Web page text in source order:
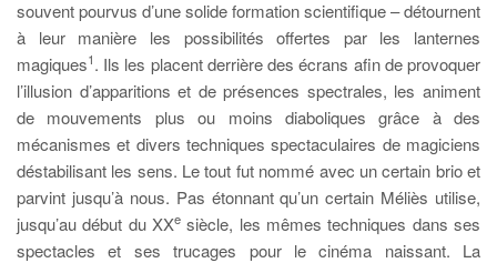
souvent pourvus d’une solide formation scientifique – détournent
à leur manière les possibilités offertes par les lanternes
magiques1. Ils les placent derrière des écrans afin de provoquer
l’illusion d’apparitions et de présences spectrales, les animent
de mouvements plus ou moins diaboliques grâce à des
mécanismes et divers techniques spectaculaires de magiciens
déstabilisant les sens. Le tout fut nommé avec un certain brio et
parvint jusqu’à nous. Pas étonnant qu’un certain Méliès utilise,
jusqu’au début du XXe siècle, les mêmes techniques dans ses
spectacles et ses trucages pour le cinéma naissant. La